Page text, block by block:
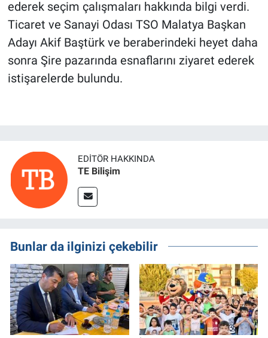
ederek seçim çalışmaları hakkında bilgi verdi.
Ticaret ve Sanayi Odası TSO Malatya Başkan
Adayı Akif Baştürk ve beraberindeki heyet daha
sonra Şire pazarında esnaflarını ziyaret ederek
istişarelerde bulundu.
EDITÖR HAKKINDA
TE Bilişim
Bunlar da ilginizi çekebilir